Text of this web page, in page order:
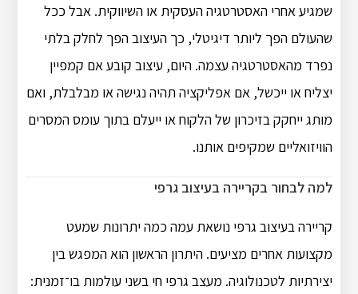
שמגיע אחרי האסטרטגיה העסקית או השיווקית. אבל ככל
שהעולם הפך ליותר דיגיטלי, כך העיצוב הפך לחלק בלתי
נפרד מהאסטרטגיה עצמה. היום, עיצוב קובע אם קמפיין
יצליח או ייכשל, אם אפליקציה תהיה נגישה או מבלבלת, ואם
מותג ייחקק בזיכרון של הלקוח או ייעלם בתוך עומס המסרים
הוויזואליים שמקיפים אותנו.
למה לבחור בקריירה בעיצוב גרפי
קריירה בעיצוב גרפי נושאת עמה כמה יתרונות שמעט
מקצועות אחרים מציעים. היתרון הראשון הוא המפגש בין
יצירתיות לטכנולוגיה. מעצב גרפי חי בשני עולמות בו־זמנית: